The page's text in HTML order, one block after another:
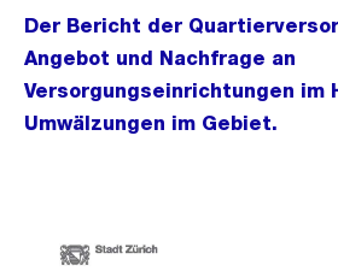
Der Bericht der
Angebot und Nachfrage an
Versorgungseinrichtungen im
Umwälzungen im Gebiet.